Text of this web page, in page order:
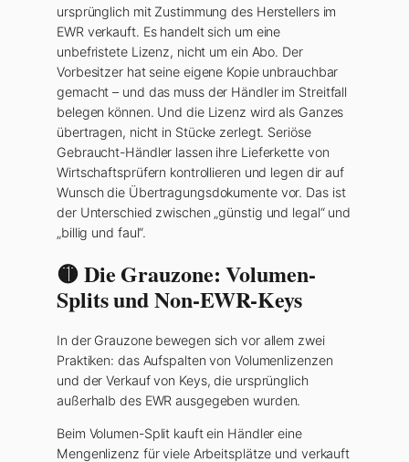
ursprünglich mit Zustimmung des Herstellers im
EWR verkauft. Es handelt sich um eine
unbefristete Lizenz, nicht um ein Abo. Der
Vorbesitzer hat seine eigene Kopie unbrauchbar
gemacht – und das muss der Händler im Streitfall
belegen können. Und die Lizenz wird als Ganzes
übertragen, nicht in Stücke zerlegt. Seriöse
Gebraucht-Händler lassen ihre Lieferkette von
Wirtschaftsprüfern kontrollieren und legen dir auf
Wunsch die Übertragungsdokumente vor. Das ist
der Unterschied zwischen „günstig und legal“ und
„billig und faul“.
🟡 Die Grauzone: Volumen-
Splits und Non-EWR-Keys
In der Grauzone bewegen sich vor allem zwei
Praktiken: das Aufspalten von Volumenlizenzen
und der Verkauf von Keys, die ursprünglich
außerhalb des EWR ausgegeben wurden.
Beim Volumen-Split kauft ein Händler eine
Mengenlizenz für viele Arbeitsplätze und verkauft